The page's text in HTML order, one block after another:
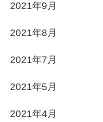
2021年9月
2021年8月
2021年7月
2021年5月
2021年4月